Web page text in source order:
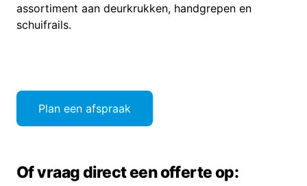
assortiment aan deurkrukken, handgrepen en
schuifrails.
Plan een afspraak
Of vraag direct een offerte op: